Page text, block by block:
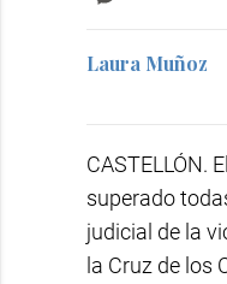
Laura Muñoz
CASTELLÓN.
superado
judicial de la
la Cruz de los